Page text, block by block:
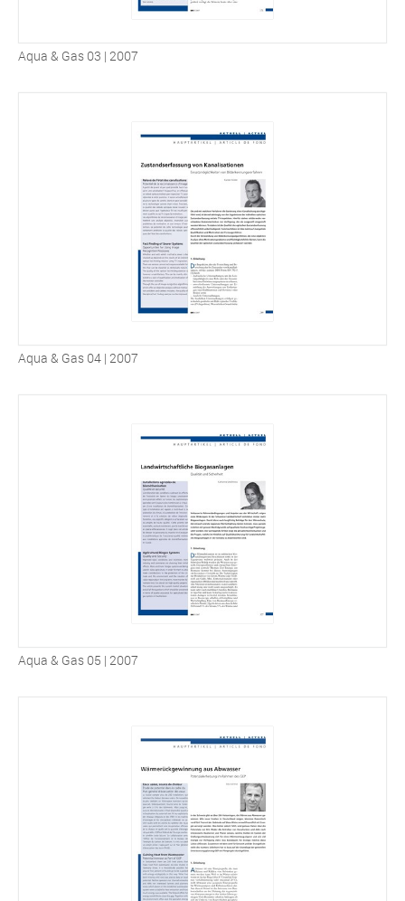
Aqua & Gas 03 | 2007
Aqua & Gas 04 | 2007
Aqua & Gas 05 | 2007